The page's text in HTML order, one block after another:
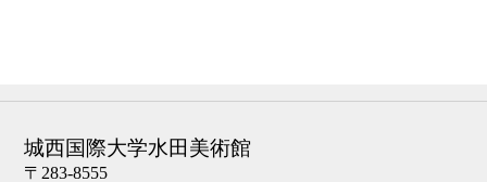
城西国際大学水田美術館
〒283-8555